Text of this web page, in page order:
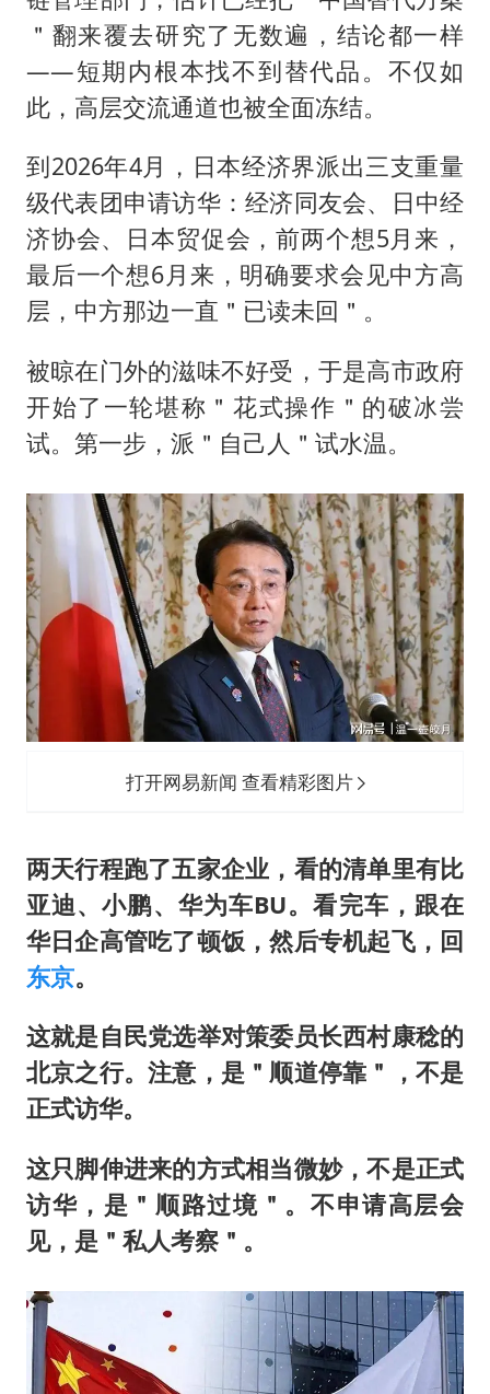
＂翻来覆去研究了无数遍，结论都一样
——短期内根本找不到替代品。不仅如
此，高层交流通道也被全面冻结。
到2026年4月，日本经济界派出三支重量
级代表团申请访华：经济同友会、日中经
济协会、日本贸促会，前两个想5月来，
最后一个想6月来，明确要求会见中方高
层，中方那边一直＂已读未回＂。
被晾在门外的滋味不好受，于是高市政府
开始了一轮堪称＂花式操作＂的破冰尝
试。第一步，派＂自己人＂试水温。
打开网易新闻 查看精彩图片
两天行程跑了五家企业，看的清单里有比
亚迪、小鹏、华为车BU。看完车，跟在
华日企高管吃了顿饭，然后专机起飞，回
东京。
这就是自民党选举对策委员长西村康稔的
北京之行。注意，是＂顺道停靠＂，不是
正式访华。
这只脚伸进来的方式相当微妙，不是正式
访华，是＂顺路过境＂。不申请高层会
见，是＂私人考察＂。